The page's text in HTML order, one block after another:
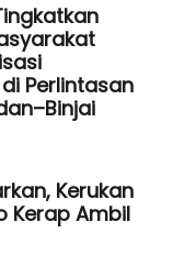
Perlintasan
Kerukan
Kerap Ambil